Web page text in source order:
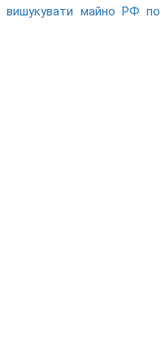
вишукувати майно РФ по